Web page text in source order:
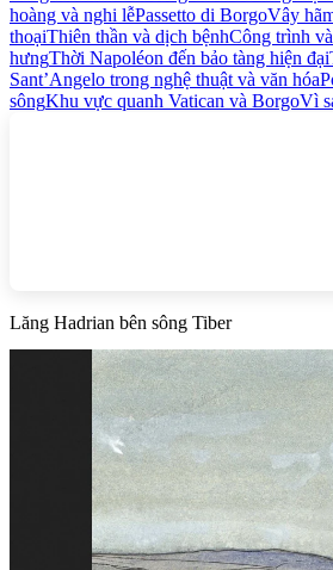
hoàng và nghi lễPassetto di BorgoVây
thoạiThiên thần và dịch bệnhCông trình
hưngThời Napoléon đến bảo tàng hiện đại
Sant’Angelo trong nghệ thuật và văn hóa
sôngKhu vực quanh Vatican và BorgoVì
Lăng Hadrian bên sông Tiber